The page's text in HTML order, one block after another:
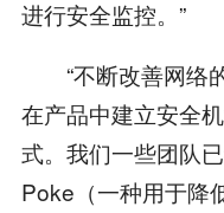
进行安全监控。”
“不断改善网络
在产品中建立安全
式。我们一些团队
Poke（一种用于降